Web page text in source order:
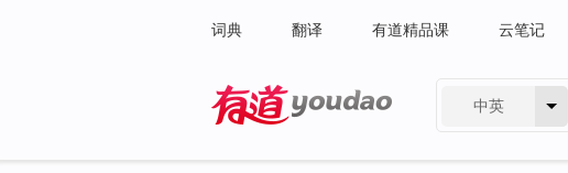
词典 翻译 有道精品课 云笔记
中英